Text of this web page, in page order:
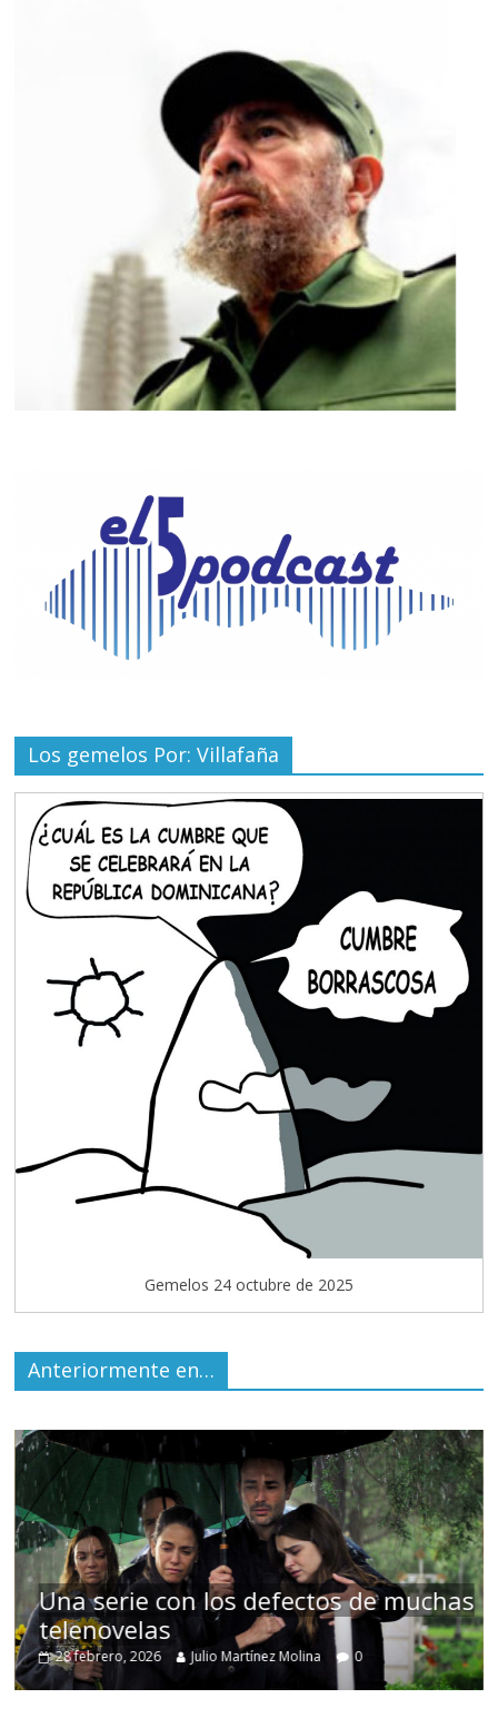
Los gemelos Por: Villafaña
Gemelos 24 octubre de 2025
Anteriormente en…
Cuento de hadas interclasista en la
alta burguesía mexicana
30 diciembre, 2025 Julio Martínez Molina